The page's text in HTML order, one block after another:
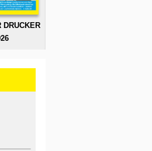
DRUCKER